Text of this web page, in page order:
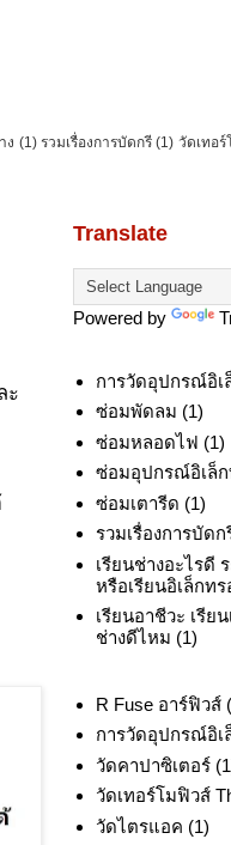
ง (1) รวมเรื่องการบัดกรี (1) วัดเทอร์
ะ
Translate
Powered by
การวัดอุปกรณ์อิเ
ซ่อมพัดลม (1)
ซ่อมหลอดไฟ (1)
ซ่อมอุปกรณ์อิเล็
ซ่อมเตารีด (1)
รวมเรื่องการบัดก
เรียนช่างอะไรดี
หรือเรียนอิเล็กท
เรียนอาชีวะ เรีย
ช่างดีไหม (1)
R Fuse อาร์ฟิวส์
การวัดอุปกรณ์อิเ
วัดคาปาซิเตอร์
วัดเทอร์โมฟิวส์
วัดไตรแอค (1)